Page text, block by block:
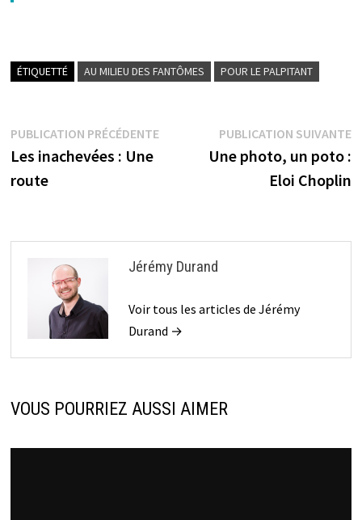
ÉTIQUETTÉ AU MILIEU DES FANTÔMES POUR LE PALPITANT
Navigation
de
PUBLICATION PRÉCÉDENTEPublication
précédente :
Les inachevées : Une
route
PUBLICATION SUIVANTE
Une photo, un poto :
Eloi Choplin
Jérémy Durand
Voir tous les articles de Jérémy
Durand →
VOUS POURRIEZ AUSSI AIMER